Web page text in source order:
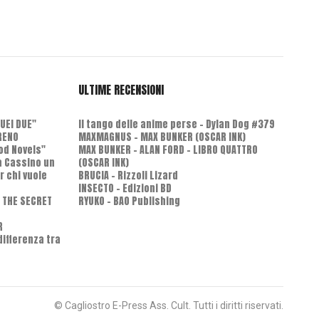
DUE"
Novels"
Cassino un
chi vuole
SECRET
tra
ULTIME RECENSIONI
Il tango delle anime perse - Dylan Dog #379
MAXMAGNUS – MAX BUNKER (OSCAR INK)
MAX BUNKER – ALAN FORD – LIBRO QUATTRO
(OSCAR INK)
BRUCIA - Rizzoli Lizard
INSECTO - Edizioni BD
RYUKO - BAO Publishing
© Cagliostro E-Press Ass. Cult. Tutti i diritti riservati.